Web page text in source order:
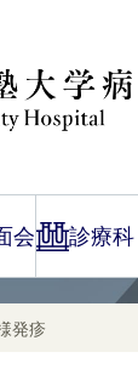
会 診療
Search
発疹